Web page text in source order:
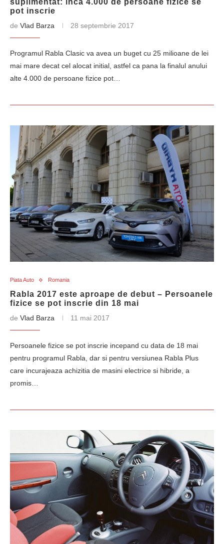
suplimentat: inca 4.000 de persoane fizice se
pot inscrie
de Vlad Barza 28 septembrie 2017
Programul Rabla Clasic va avea un buget cu 25 milioane de lei
mai mare decat cel alocat initial, astfel ca pana la finalul anului
alte 4.000 de persoane fizice pot…
Piata Auto Romania
Rabla 2017 este aproape de debut – Persoanele
fizice se pot inscrie din 18 mai
de Vlad Barza 11 mai 2017
Persoanele fizice se pot inscrie incepand cu data de 18 mai
pentru programul Rabla, dar si pentru versiunea Rabla Plus
care incurajeaza achizitia de masini electrice si hibride, a
promis…